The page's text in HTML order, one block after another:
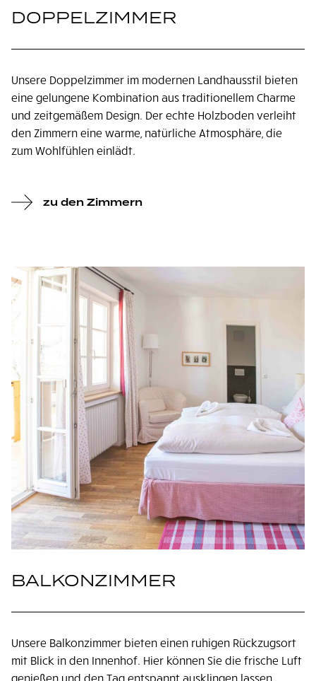
DOPPELZIMMER
Unsere Doppelzimmer im modernen Landhausstil bieten
eine gelungene Kombination aus traditionellem Charme
und zeitgemäßem Design. Der echte Holzboden verleiht
den Zimmern eine warme, natürliche Atmosphäre, die
zum Wohlfühlen einlädt.
zu den Zimmern
BALKONZIMMER
Unsere Balkonzimmer bieten einen ruhigen Rückzugsort
mit Blick in den Innenhof. Hier können Sie die frische Luft
genießen und den Tag entspannt ausklingen lassen.